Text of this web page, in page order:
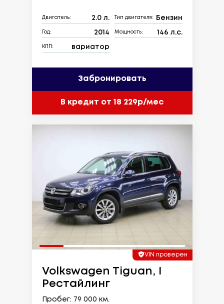
Двигатель: 2.0 л. Тип двигателя: Бензин
Год: 2014 Мощность: 146 л.с.
КПП: вариатор
Забронировать
В кредит от 18 229р/мес
VIN проверен
Volkswagen Tiguan, I
Рестайлинг
Пробег: 79 000 км.